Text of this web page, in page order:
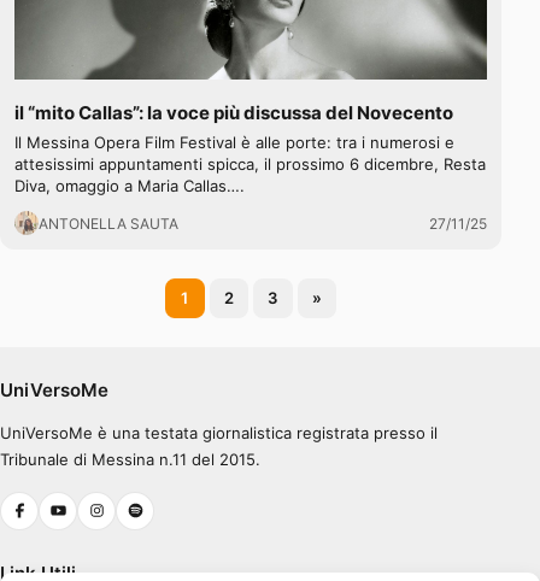
il “mito Callas”: la voce più discussa del Novecento
Il Messina Opera Film Festival è alle porte: tra i numerosi e
attesissimi appuntamenti spicca, il prossimo 6 dicembre, Resta
Diva, omaggio a Maria Callas….
ANTONELLA SAUTA 27/11/25
Paginazione
1 2 3 »
UniVersoMe
UniVersoMe è una testata giornalistica registrata presso il
Tribunale di Messina n.11 del 2015.
Link Utili